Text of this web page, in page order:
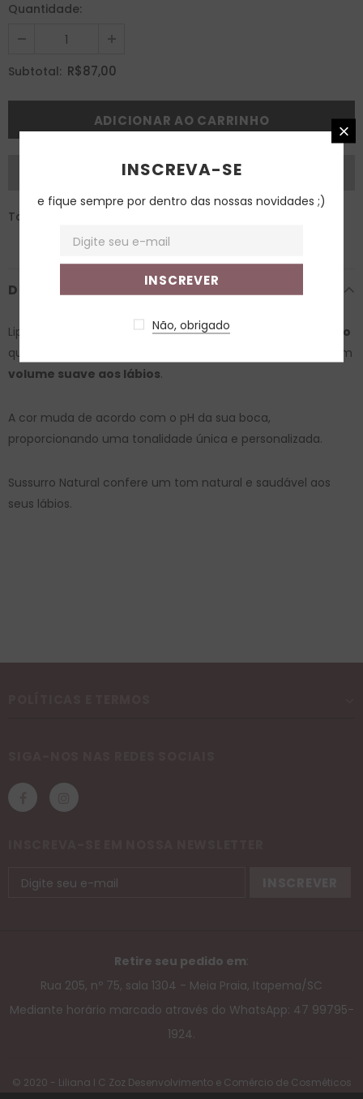
Quantidade:
Subtotal: R$87,00
Tags:
DESCRIÇÃO
Lip gloss vegano, com microesferas de ácido hialurônico
que penetram profundamente, hidratando e conferindo um
volume suave aos lábios.
A cor muda de acordo com o pH da sua boca,
proporcionando uma tonalidade única e personalizada.
Sussurro Natural confere um tom natural e saudável aos
seus lábios.
Retire seu pedido em:
Rua 205, nº 75, sala 1304 - Meia Praia, Itapema/SC
Mediante horário marcado através do WhatsApp: 47 99795-
1924.
© 2020 - Liliana I C Zoz Desenvolvimento e Comércio de Cosméticos
INSCREVA-SE
e fique sempre por dentro das nossas novidades ;)
Não, obrigado